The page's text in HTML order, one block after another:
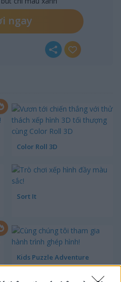
ngay
Color Roll 3D
Sort It
Kids Puzzle Adventure